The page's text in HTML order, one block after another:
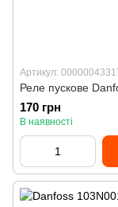
Артикул:
Реле пускове
170 грн
В наявності